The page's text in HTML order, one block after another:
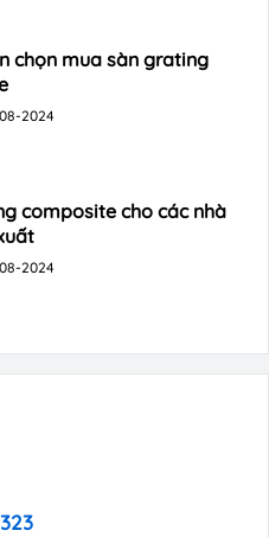
chọn mua sàn grating
2024
composite cho các nhà
2024